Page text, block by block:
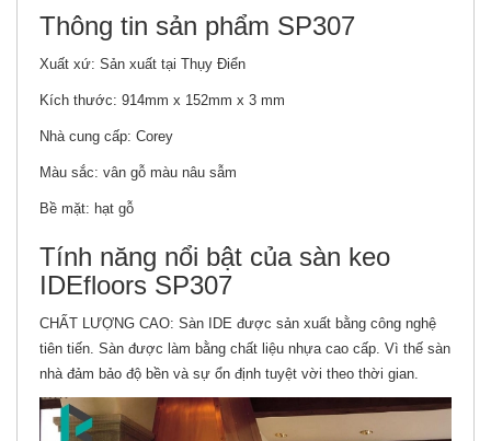
Thông tin sản phẩm SP307
Xuất xứ: Sản xuất tại Thụy Điển
Kích thước: 914mm x 152mm x 3 mm
Nhà cung cấp: Corey
Màu sắc: vân gỗ màu nâu sẫm
Bề mặt: hạt gỗ
Tính năng nổi bật của sàn keo
IDEfloors SP307
CHẤT LƯỢNG CAO: Sàn IDE được sản xuất bằng công nghệ
tiên tiến. Sàn được làm bằng chất liệu nhựa cao cấp. Vì thế sàn
nhà đảm bảo độ bền và sự ổn định tuyệt vời theo thời gian.